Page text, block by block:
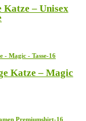
Katze – Unisex
Katze – Magic